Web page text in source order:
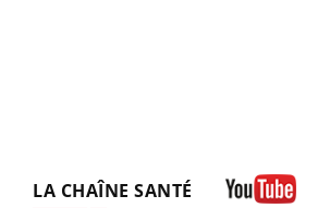
LA CHAÎNE SANTÉ